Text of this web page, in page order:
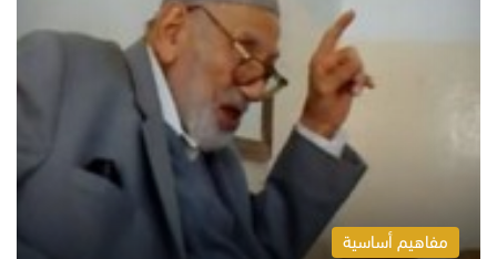
مفاهيم أساسية